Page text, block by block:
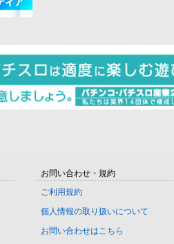
お問い合わせ・規約
ご利用規約
個人情報の取り扱いについて
お問い合わせはこちら